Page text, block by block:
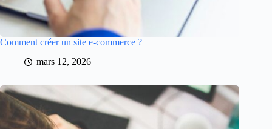
Comment créer un site e-commerce ?
mars 12, 2026